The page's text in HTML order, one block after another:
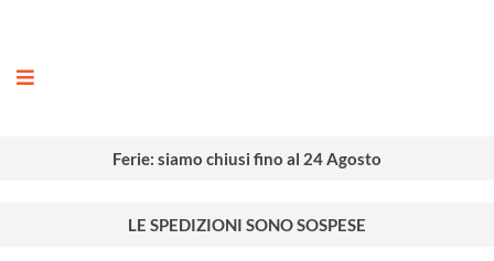
Ferie: siamo chiusi fino al 24 Agosto
LE SPEDIZIONI SONO SOSPESE